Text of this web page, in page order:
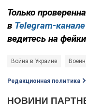
Только
в Telegram-канале
ведитесь на
Война в Украине
Редакционная политика